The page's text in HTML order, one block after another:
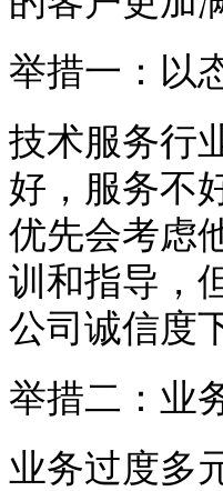
举措一：以
技术服务行
好，服务不
优先会考虑
训和指导，
公司诚信度
举措二：业
业务过度多